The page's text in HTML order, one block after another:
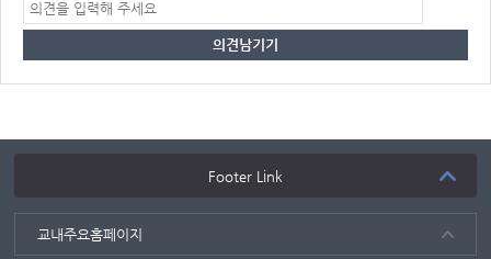
Footer Link
교내주요홈페이지